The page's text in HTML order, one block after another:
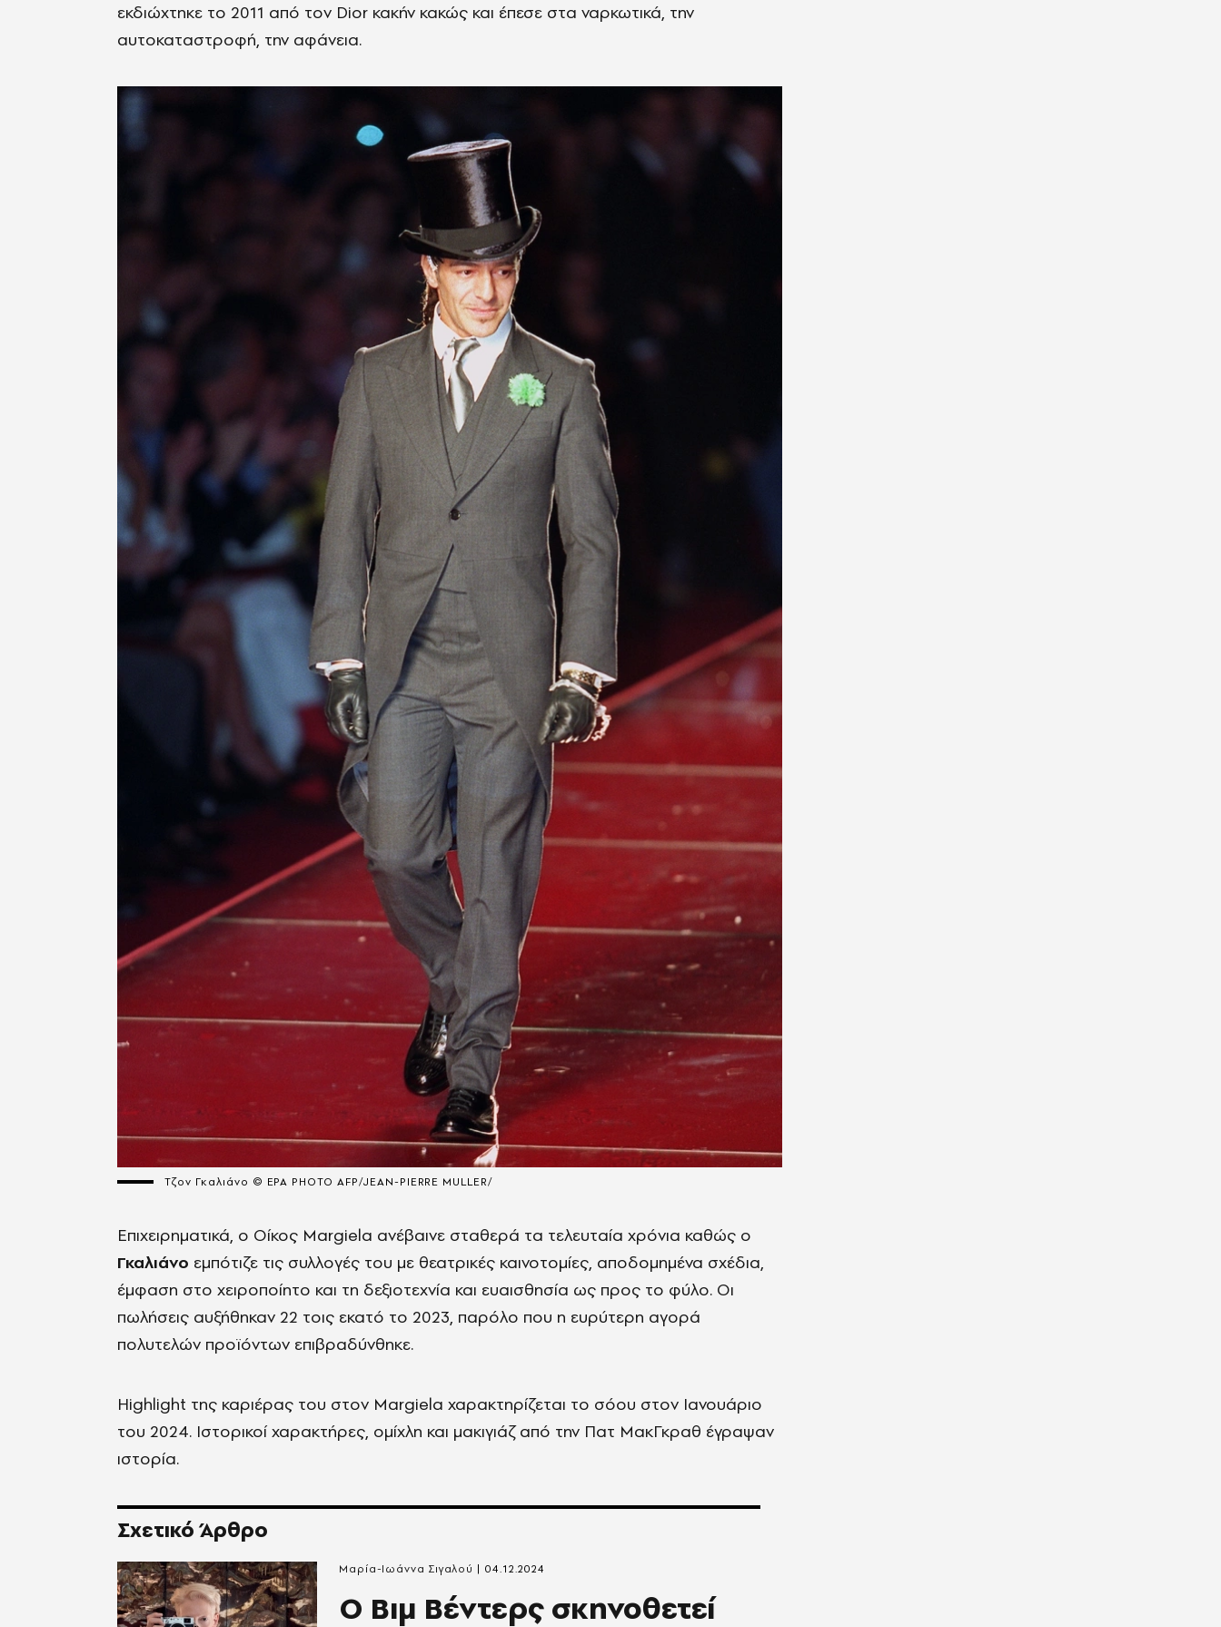
εκδιώχτηκε το 2011 από τον Dior κακήν κακώς και έπεσε στα ναρκωτικά, την
αυτοκαταστροφή, την αφάνεια.
Τζον Γκαλιάνο © EPA PHOTO AFP/JEAN-PIERRE MULLER/
Επιχειρηματικά, ο Οίκος Margiela ανέβαινε σταθερά τα τελευταία χρόνια καθώς ο
Γκαλιάνο εμπότιζε τις συλλογές του με θεατρικές καινοτομίες, αποδομημένα σχέδια,
έμφαση στο χειροποίητο και τη δεξιοτεχνία και ευαισθησία ως προς το φύλο. Οι
πωλήσεις αυξήθηκαν 22 τοις εκατό το 2023, παρόλο που η ευρύτερη αγορά
πολυτελών προϊόντων επιβραδύνθηκε.
Highlight της καριέρας του στον Margiela χαρακτηρίζεται το σόου στον Ιανουάριο
του 2024. Ιστορικοί χαρακτήρες, ομίχλη και μακιγιάζ από την Πατ ΜακΓκραθ έγραψαν
ιστορία.
Σχετικό Άρθρο
Ο Βιμ Βέντερς σκηνοθετεί
Μαρία-Ιωάννα Σιγαλού 04.12.2024